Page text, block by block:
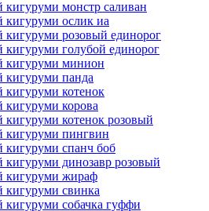
кигуруми монстр саливан
кигуруми ослик иа
кигуруми розовый единорог
кигуруми голубой единорог
кигуруми минион
кигуруми панда
кигуруми котенок
кигуруми корова
кигуруми котенок розовый
кигуруми пингвин
кигуруми спанч боб
кигуруми динозавр розовый
кигуруми жираф
кигуруми свинка
кигуруми собачка гуффи